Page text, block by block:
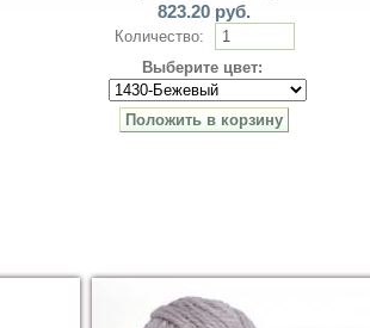
823.20 руб.
Количество:
Выберите цвет: